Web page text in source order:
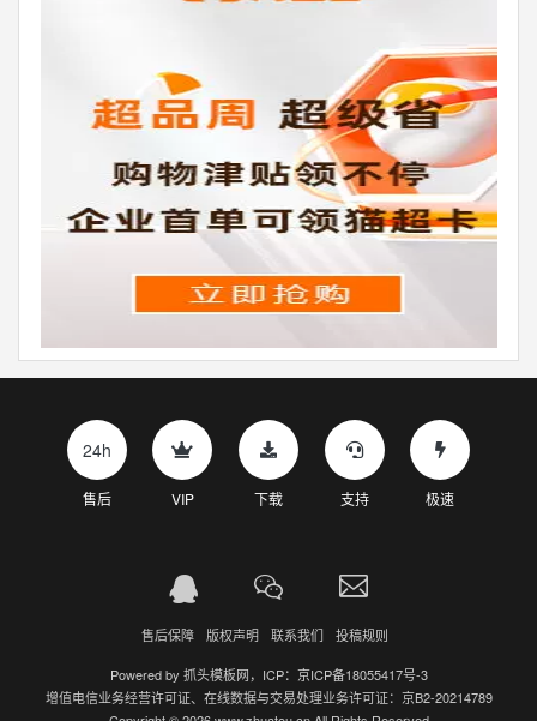
24h
售后 VIP 下载 支持 极速
售后保障 版权声明 联系我们 投稿规则
Powered by 抓头模板网，ICP： 京ICP备18055417号-3
增值电信业务经营许可证、在线数据与交易处理业务许可证：京B2-20214789